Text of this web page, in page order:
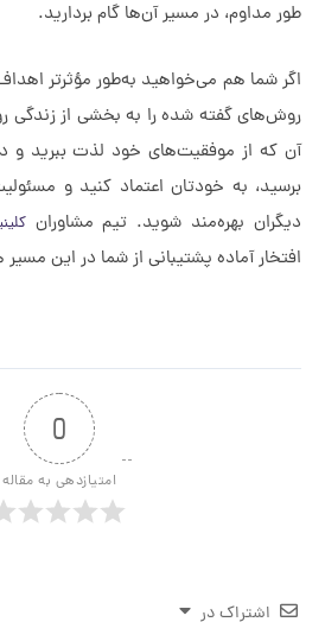
در مسیر آن‌ها گام بردارید.
هم می‌خواهید به‌طور مؤثرتر اهداف خود را
گفته شده را به بخشی از زندگی روزمره‌تان
از موفقیت‌های خود لذت ببرید و در نهایت
به خودتان اعتماد کنید و مسئولیت‌پذیر
بهره‌مند شوید. تیم مشاورانکلینیک
آماده پشتیبانی از شما در این مسیر هستند.
امتیازدهی به مقاله
در